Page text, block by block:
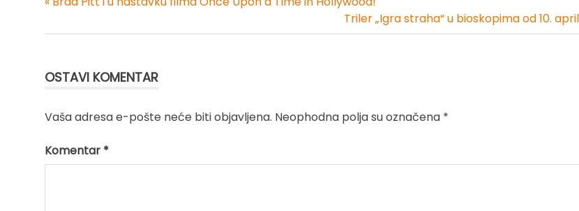
Triler „Igra straha“ u bioskopima od 10.
OSTAVI KOMENTAR
Vaša adresa e-pošte neće biti objavljena. Neophodna polja su označena *
Komentar *